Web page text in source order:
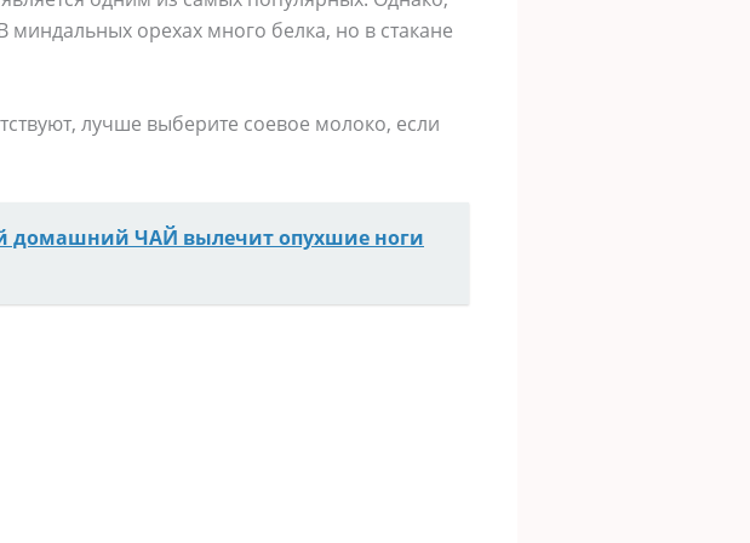
миндальных орехах много белка, но в стакане
лучше выберите соевое молоко, если
домашний ЧАЙ вылечит опухшие ноги